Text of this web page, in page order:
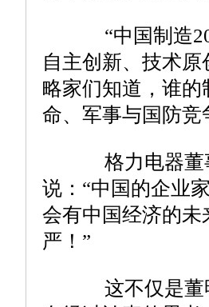
“中国制造
自主创新、技术
略家们知道，谁
命、军事与国防
格力电器董
说：“中国的企业
会有中国经济的
严！”
这不仅是董明